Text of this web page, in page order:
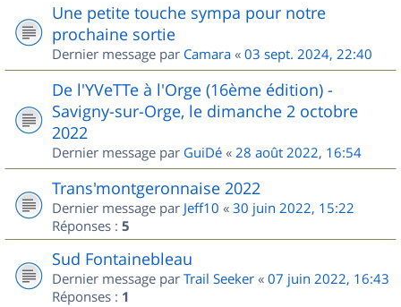
Une petite touche sympa pour notre
prochaine sortie
Dernier message par Camara « 03 sept. 2024, 22:40
De l'YVeTTe à l'Orge (16ème édition) -
Savigny-sur-Orge, le dimanche 2 octobre
2022
Dernier message par GuiDé « 28 août 2022, 16:54
Trans'montgeronnaise 2022
Dernier message par Jeff10 « 30 juin 2022, 15:22
Réponses : 5
Sud Fontainebleau
Dernier message par Trail Seeker « 07 juin 2022, 16:43
Réponses : 1